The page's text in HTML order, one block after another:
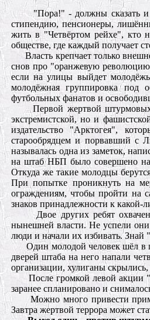
"Пора!" - должны сказать
стипендию, пенсионеры,
жить в "Четвёртом рейхе", кто
обществе, где каждый получает
Власть крепчает только
снов про "оранжевую
если на улицы выйдет
молодёжная группировка под
футбольных фанатов и
Первой жертвой
экстремистской, но и
издательство "Арктогея",
старообрядцем и порвавший
называлась одна из заметок,
на штаб НБП было совершено
Откуда же такие молодцы
При попытке проникнуть на
ограждениям, чтобы пройти на
знаков принадлежности к какой-
Двое других ребят
нынешней власти. Не успели
люди и начали их избивать.
Один молодой человек шёл в
дверей штаба на него напали
организации, хулиганы
После громкой левой
заранее спланировано и
Можно много привести
Завтра жертвой террора может